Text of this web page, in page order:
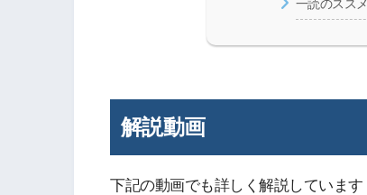
一読のススメ
解説動画
下記の動画でも詳しく解説しています